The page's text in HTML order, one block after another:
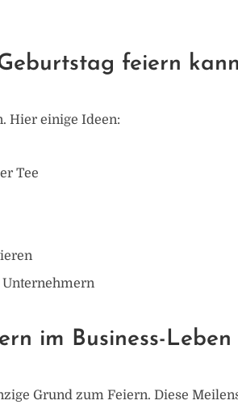
feiern
Hier einige Ideen:
Tee
im Business-Leben
Grund zum Feiern. Diese